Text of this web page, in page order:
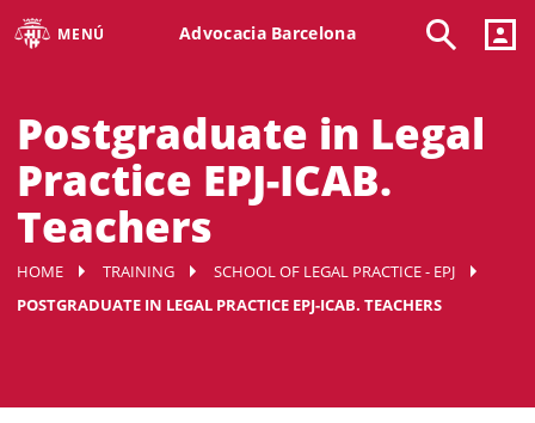
MENÚ Advocacia Barcelona
Postgraduate in Legal
Practice EPJ-ICAB.
Teachers
HOME TRAINING
SCHOOL OF LEGAL PRACTICE - EPJ
POSTGRADUATE IN LEGAL PRACTICE EPJ-ICAB. TEACHERS